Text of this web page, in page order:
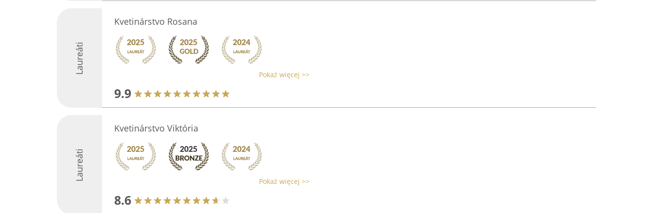
Laureáti
Kvetinárstvo Rosana
Pokaż więcej >>
9.9
Laureáti
Kvetinárstvo Viktória
Pokaż więcej >>
8.6